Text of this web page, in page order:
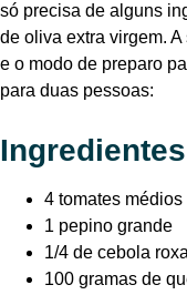
só precisa de alguns
de oliva extra virgem.
e o modo de preparo
para duas pessoas:
Ingredientes
4 tomates médios
1 pepino grande
1/4 de cebola roxa
100 gramas de